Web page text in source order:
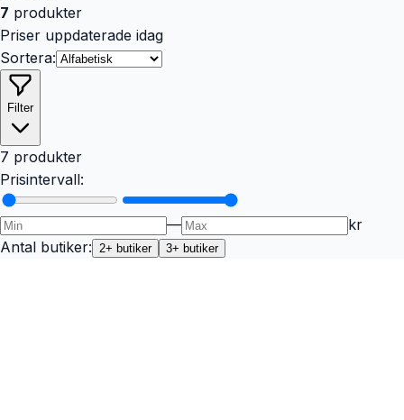
7 produkter
Priser uppdaterade idag
Sortera:
Filter
7 produkter
Prisintervall:
—
kr
Antal butiker: 2+ butiker 3+ butiker